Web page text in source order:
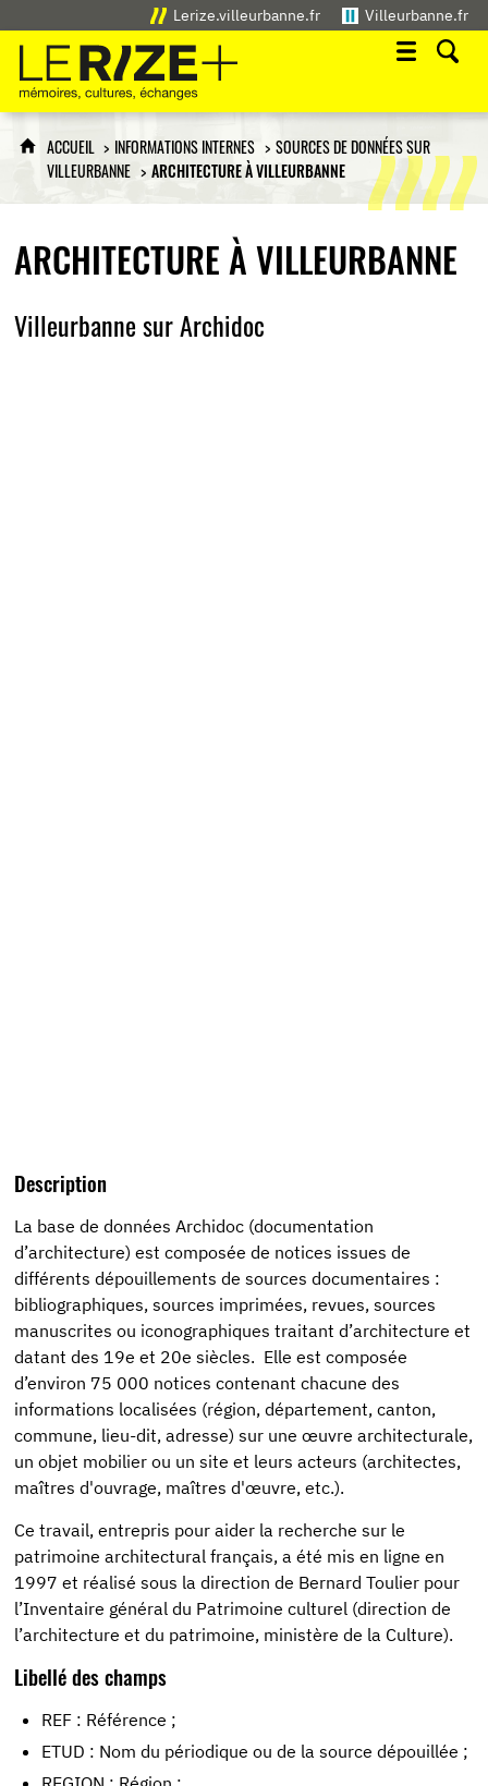
Lerize.villeurbanne.fr Villeurbanne.fr
Le Rize+
mémoires, cultures, échanges
ACCUEIL INFORMATIONS INTERNES
SOURCES DE DONNÉES SUR
VILLEURBANNE
ARCHITECTURE À VILLEURBANNE
ARCHITECTURE À VILLEURBANNE
Villeurbanne sur Archidoc
Description
La base de données Archidoc (documentation
d’architecture) est composée de notices issues de
différents dépouillements de sources documentaires :
bibliographiques, sources imprimées, revues, sources
manuscrites ou iconographiques traitant d’architecture et
datant des 19e et 20e siècles. Elle est composée
d’environ 75 000 notices contenant chacune des
informations localisées (région, département, canton,
commune, lieu-dit, adresse) sur une œuvre architecturale,
un objet mobilier ou un site et leurs acteurs (architectes,
maîtres d'ouvrage, maîtres d'œuvre, etc.).
Ce travail, entrepris pour aider la recherche sur le
patrimoine architectural français, a été mis en ligne en
1997 et réalisé sous la direction de Bernard Toulier pour
l’Inventaire général du Patrimoine culturel (direction de
l’architecture et du patrimoine, ministère de la Culture).
Libellé des champs
REF : Référence ;
ETUD : Nom du périodique ou de la source dépouillée ;